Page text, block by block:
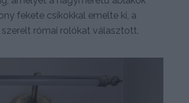
fekete csíkokkal emelte ki, a
római rolókat választott.